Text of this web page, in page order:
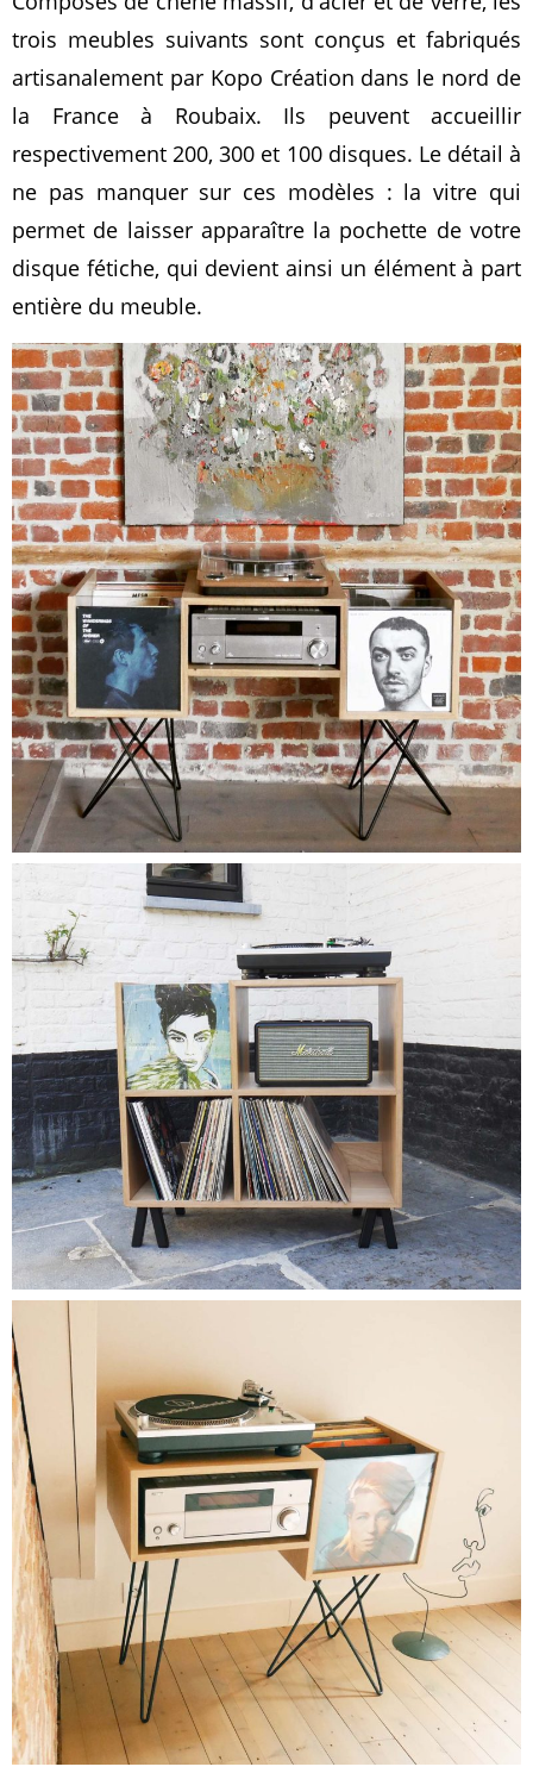
trois meubles suivants sont conçus et fabriqués
artisanalement par Kopo Création dans le nord de
la France à Roubaix. Ils peuvent accueillir
respectivement 200, 300 et 100 disques. Le détail à
ne pas manquer sur ces modèles : la vitre qui
permet de laisser apparaître la pochette de votre
disque fétiche, qui devient ainsi un élément à part
entière du meuble.